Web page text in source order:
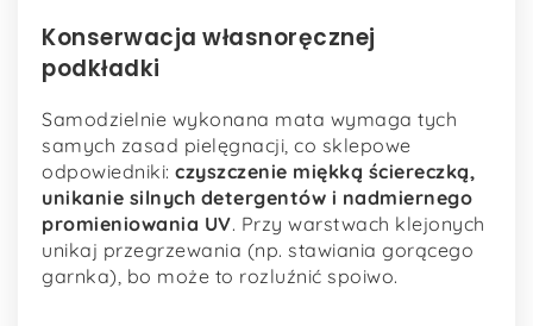
Konserwacja własnoręcznej
podkładki
Samodzielnie wykonana mata wymaga tych
samych zasad pielęgnacji, co sklepowe
odpowiedniki: czyszczenie miękką ściereczką,
unikanie silnych detergentów i nadmiernego
promieniowania UV. Przy warstwach klejonych
unikaj przegrzewania (np. stawiania gorącego
garnka), bo może to rozluźnić spoiwo.